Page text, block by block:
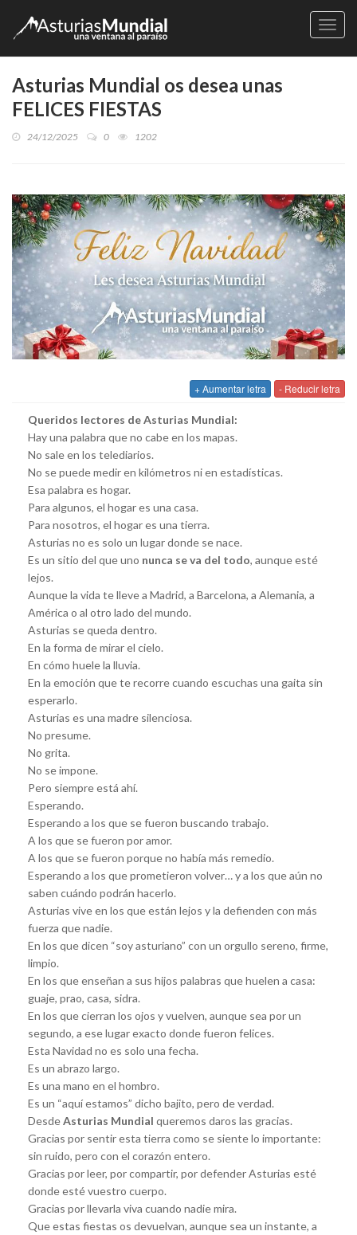
Asturias Mundial os desea unas
FELICES FIESTAS
24/12/2025 0 1202
+ Aumentar letra - Reducir letra
Queridos lectores de Asturias Mundial:
Hay una palabra que no cabe en los mapas.
No sale en los telediarios.
No se puede medir en kilómetros ni en estadísticas.
Esa palabra es hogar.
Para algunos, el hogar es una casa.
Para nosotros, el hogar es una tierra.
Asturias no es solo un lugar donde se nace.
Es un sitio del que uno nunca se va del todo, aunque esté
lejos.
Aunque la vida te lleve a Madrid, a Barcelona, a Alemania, a
América o al otro lado del mundo.
Asturias se queda dentro.
En la forma de mirar el cielo.
En cómo huele la lluvia.
En la emoción que te recorre cuando escuchas una gaita sin
esperarlo.
Asturias es una madre silenciosa.
No presume.
No grita.
No se impone.
Pero siempre está ahí.
Esperando.
Esperando a los que se fueron buscando trabajo.
A los que se fueron por amor.
A los que se fueron porque no había más remedio.
Esperando a los que prometieron volver… y a los que aún no
saben cuándo podrán hacerlo.
Asturias vive en los que están lejos y la defienden con más
fuerza que nadie.
En los que dicen “soy asturiano” con un orgullo sereno, firme,
limpio.
En los que enseñan a sus hijos palabras que huelen a casa:
guaje, prao, casa, sidra.
En los que cierran los ojos y vuelven, aunque sea por un
segundo, a ese lugar exacto donde fueron felices.
Esta Navidad no es solo una fecha.
Es un abrazo largo.
Es una mano en el hombro.
Es un “aquí estamos” dicho bajito, pero de verdad.
DesdeAsturias Mundial queremos daros las gracias.
Gracias por sentir esta tierra como se siente lo importante:
sin ruido, pero con el corazón entero.
Gracias por leer, por compartir, por defender Asturias esté
donde esté vuestro cuerpo.
Gracias por llevarla viva cuando nadie mira.
Que estas fiestas os devuelvan, aunque sea un instante, a